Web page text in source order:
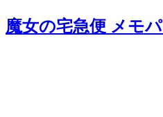
魔女の宅急便 メモ